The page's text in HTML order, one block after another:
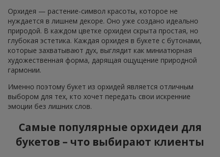
Орхидея — растение-символ красоты, которое не
нуждается в лишнем декоре. Оно уже создано идеально
природой. В каждом цветке орхидеи скрыта простая, но
глубокая эстетика. Каждая орхидея в букете с бутонами,
которые захватывают дух, выглядит как миниатюрная
художественная форма, дарящая ощущение природной
гармонии.
Именно поэтому букет из орхидей является отличным
выбором для тех, кто хочет передать свои искренние
эмоции без лишних слов.
Самые популярные орхидеи для
букетов – что выбирают клиенты